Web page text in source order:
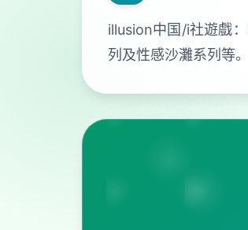
illusion中国/i社遊戲
列及性感沙灘系列等。